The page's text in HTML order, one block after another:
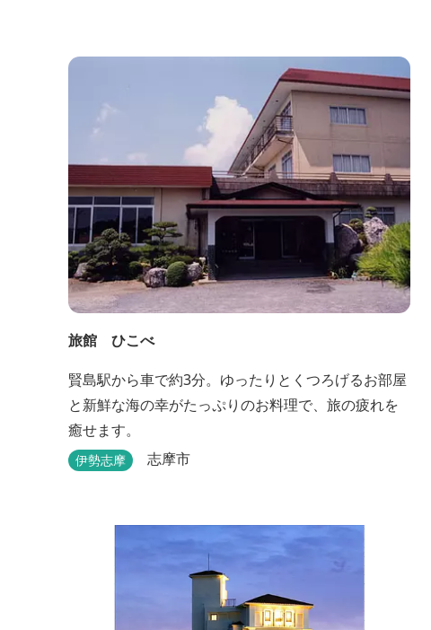
旅館 ひこべ
賢島駅から車で約3分。ゆったりとくつろげるお部屋
と新鮮な海の幸がたっぷりのお料理で、旅の疲れを
癒せます。
伊勢志摩 志摩市